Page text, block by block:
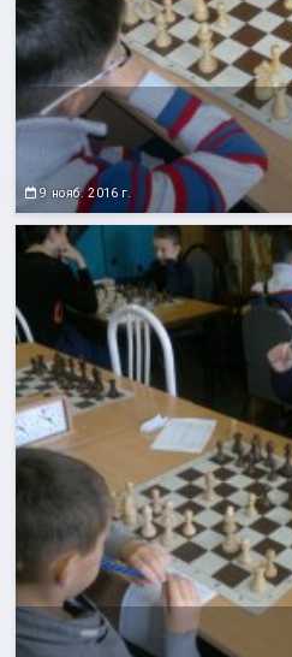
9 нояб. 2016 г.